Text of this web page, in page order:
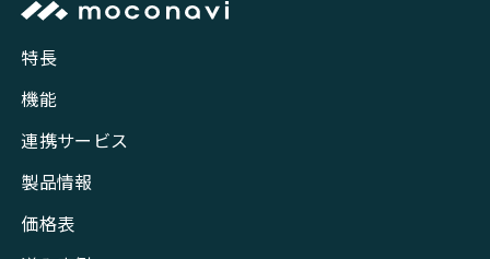
特長
機能
連携サービス
製品情報
価格表